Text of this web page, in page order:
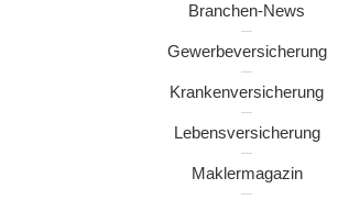
Branchen-News
Gewerbeversicherung
Krankenversicherung
Lebensversicherung
Maklermagazin